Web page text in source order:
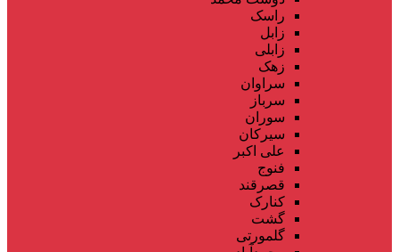
راسک
زابل
زابلی
زهک
سراوان
سرباز
سوران
سیرکان
علی اکبر
فنوج
قصرقند
کنارک
گشت
گلمورتی